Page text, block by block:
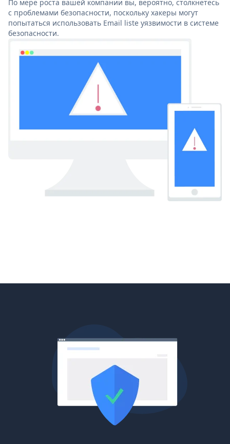
По мере роста вашей компании вы, вероятно, столкнетесь
с проблемами безопасности, поскольку хакеры могут
попытаться использовать Email liste уязвимости в системе
безопасности.